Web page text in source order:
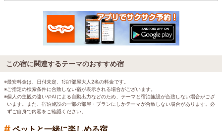
この宿に関連するテーマのおすすめ宿
※最安料金は、日付未定、1泊1部屋大人2名の料金です。
※ご指定の検索条件に合致しない宿が表示される場合がございます。
※個人の主観の違いやAIによる自動出力などのため、テーマと宿泊施設が合致しない場合がござ
います。また、宿泊施設の一部の部屋・プランにしかテーマが合致しない場合があります。必
ずご自身で内容をご確認ください。
ペットと一緒に楽しめる宿